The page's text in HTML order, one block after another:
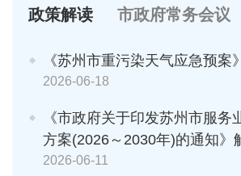
政策解读 市政府常务会议
《苏州市重污染天气应急预案
2026-06-18
《市政府关于印发苏州市服务
方案(2026～2030年)的通知》
2026-06-11